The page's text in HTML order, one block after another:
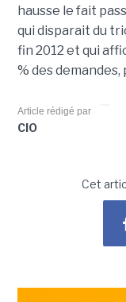
hausse le fait
qui disparait du
fin 2012 et qui
% des demandes,
Article rédigé par
CIO
Cet